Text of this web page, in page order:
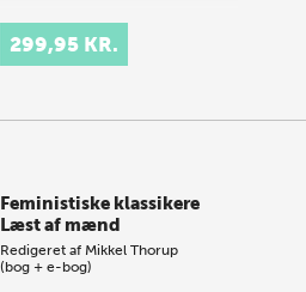
299,95 KR.
Feministiske klassikere
Læst af mænd
Redigeret af Mikkel Thorup
(bog + e-bog)